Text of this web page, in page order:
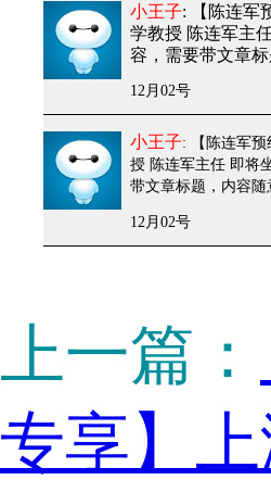
小王子: 【陈连军
学教授 陈连军主
容，需要带文章
12月02号
小王子: 【陈连军
授 陈连军主任 即将
带文章标题，内容随
12月02号
上一篇：
专享】